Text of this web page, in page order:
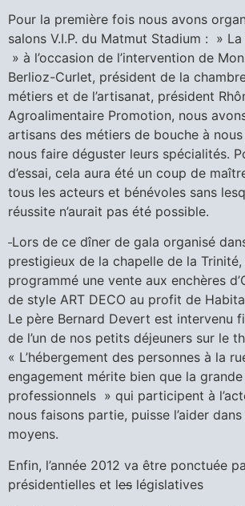
Pour la première fois nous avons
salons V.I.P. du Matmut Stadium : »
» à l’occasion de l’intervention de
Berlioz-Curlet, président de la
métiers et de l’artisanat, président
Agroalimentaire Promotion, nous
artisans des métiers de bouche à
nous faire déguster leurs spécialités.
d’essai, cela aura été un coup de
tous les acteurs et bénévoles sans
réussite n’aurait pas été possible.
Lors de ce dîner de gala organisé
prestigieux de la chapelle de la
programmé une vente aux enchères
de style ART DECO au profit de
Le père Bernard Devert est intervenu
de l’un de nos petits déjeuners sur le
« L’hébergement des personnes à la
engagement mérite bien que la
professionnels » qui participent à
nous faisons partie, puisse l’aider
moyens.
Enfin, l’année 2012 va être ponctuée
présidentielles et les législatives